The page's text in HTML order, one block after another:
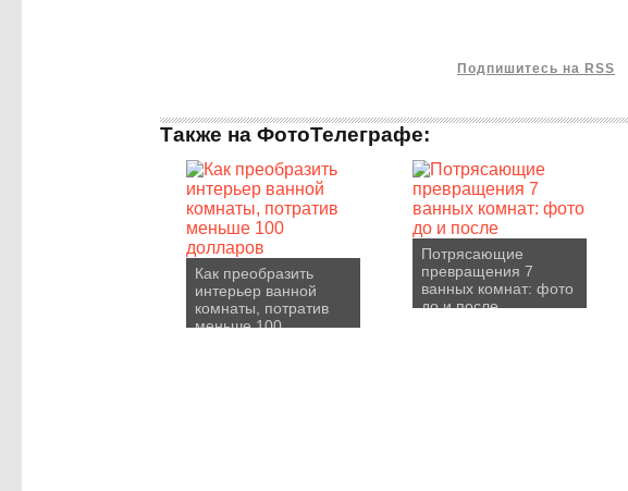
Подпишитесь на RSS
Также на ФотоТелеграфе:
Как преобразить
интерьер ванной
комнаты, потратив
меньше 100
Потрясающие
превращения 7
ванных комнат: фото
до и после